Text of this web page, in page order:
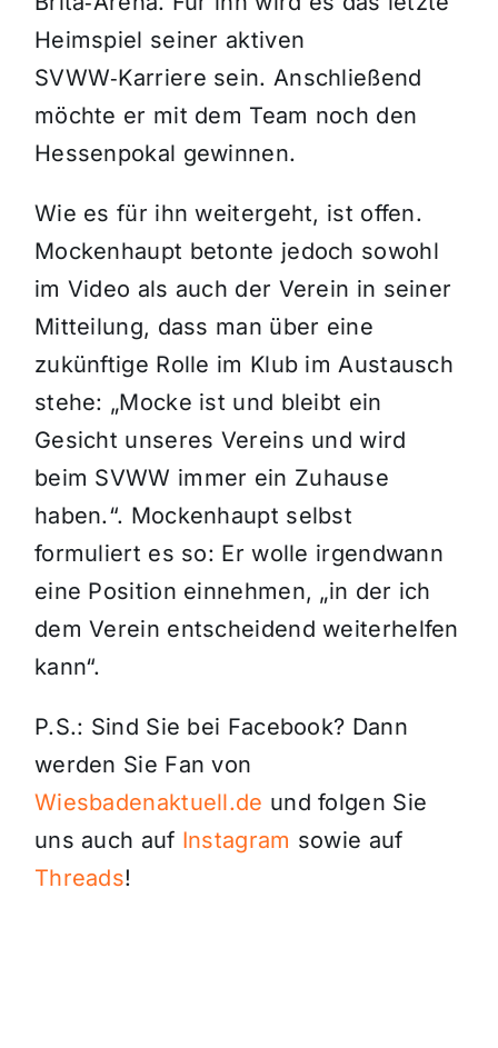
Heimspiel seiner aktiven
SVWW‑Karriere sein. Anschließend
möchte er mit dem Team noch den
Hessenpokal gewinnen.
Wie es für ihn weitergeht, ist offen.
Mockenhaupt betonte jedoch sowohl
im Video als auch der Verein in seiner
Mitteilung, dass man über eine
zukünftige Rolle im Klub im Austausch
stehe: „Mocke ist und bleibt ein
Gesicht unseres Vereins und wird
beim SVWW immer ein Zuhause
haben.“. Mockenhaupt selbst
formuliert es so: Er wolle irgendwann
eine Position einnehmen, „in der ich
dem Verein entscheidend weiterhelfen
kann“.
P.S.: Sind Sie bei Facebook? Dann
werden Sie Fan von
Wiesbadenaktuell.de und folgen Sie
uns auch auf Instagram sowie auf
Threads!